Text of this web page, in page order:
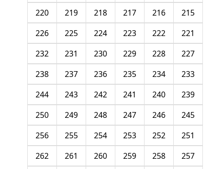
215
216
217
218
219
220
221
222
223
224
225
226
227
228
229
230
231
232
233
234
235
236
237
238
239
240
241
242
243
244
245
246
247
248
249
250
251
252
253
254
255
256
257
258
259
260
261
262